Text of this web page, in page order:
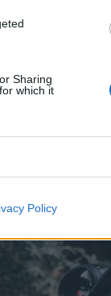
Sharing
which it
Policy
κατάσταση να